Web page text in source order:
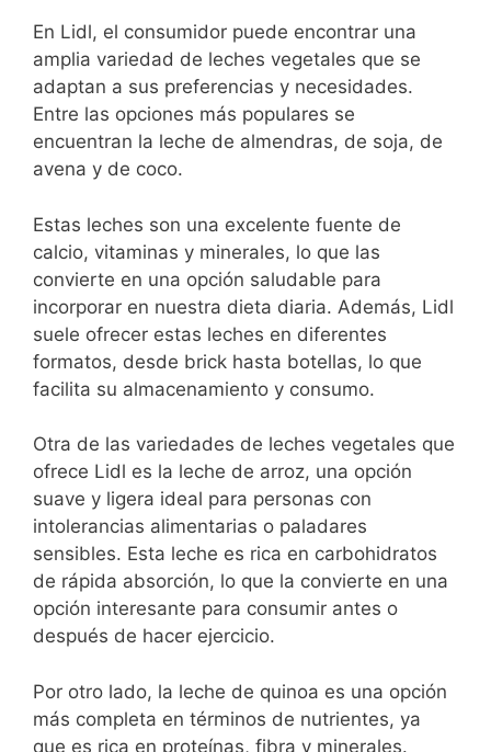
En ⁢Lidl, ⁤el⁤ consumidor puede encontrar una
amplia variedad de leches vegetales‌ que se
adaptan a sus preferencias y necesidades.
Entre las opciones más populares se
encuentran ‍la leche de​ almendras, de soja, de‌
avena y​ de coco.
Estas leches son una excelente ⁣fuente de ​
calcio, vitaminas y minerales, lo ‌que ​las
convierte en una opción saludable para
incorporar en ⁣nuestra dieta diaria. ⁢Además, Lidl
suele ofrecer ‍estas leches en‌ diferentes
formatos, desde ⁢brick hasta⁣ botellas, lo⁤ que⁢
facilita su almacenamiento y consumo.
Otra de las variedades de leches​ vegetales ⁢que
ofrece Lidl es la leche de ‍arroz, una ⁢opción
suave y ligera‍ ideal para personas con⁢
intolerancias alimentarias o ⁣paladares
sensibles.⁤ Esta leche es rica en​ carbohidratos
de rápida⁤ absorción, lo que ‍la convierte​ en una⁣
opción interesante para consumir antes o
después de hacer ⁤ejercicio.‌
Por otro lado,​ la leche de quinoa es ⁤una opción
más ⁤completa⁢ en términos de nutrientes, ya
que​ es rica en proteínas, fibra y minerales.​